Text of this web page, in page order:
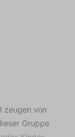
zeugen von
Gruppe